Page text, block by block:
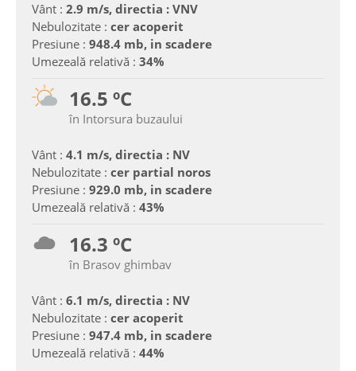
Vânt : 2.9 m/s, directia : VNV
Nebulozitate : cer acoperit
Presiune : 948.4 mb, in scadere
Umezeală relativă : 34%
16.5 ºC
în Intorsura buzaului
Vânt : 4.1 m/s, directia : NV
Nebulozitate : cer partial noros
Presiune : 929.0 mb, in scadere
Umezeală relativă : 43%
16.3 ºC
în Brasov ghimbav
Vânt : 6.1 m/s, directia : NV
Nebulozitate : cer acoperit
Presiune : 947.4 mb, in scadere
Umezeală relativă : 44%